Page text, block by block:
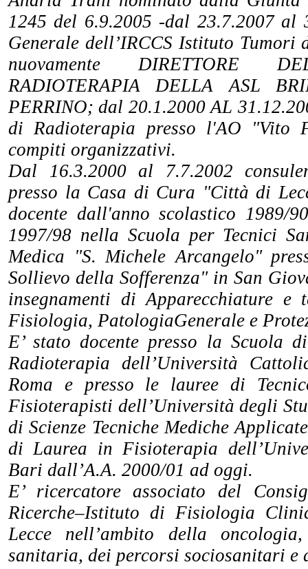
1245 del 6.9.2005 -dal 23.7.2007 al
Generale dell’IRCCS Istituto
nuovamente DIRETTORE
RADIOTERAPIA DELLA ASL
PERRINO; dal 20.1.2000 AL
di Radioterapia presso l'AO "Vito
compiti organizzativi.
Dal 16.3.2000 al 7.7.2002
presso la Casa di Cura "Città di
docente dall'anno scolastico 1989/
1997/98 nella Scuola per Tecnici
Medica "S. Michele Arcangelo"
Sollievo della Sofferenza" in San
insegnamenti di Apparecchiature e
Fisiologia, PatologiaGenerale e
E’ stato docente presso la Scuola
Radioterapia dell’Università
Roma e presso le lauree di
Fisioterapisti dell’Università degli
di Scienze Tecniche Mediche
di Laurea in Fisioterapia
Bari dall’A.A. 2000/01 ad oggi.
E’ ricercatore associato del
Ricerche–Istituto di Fisiologia
Lecce nell’ambito della oncologia,
sanitaria, dei percorsi sociosanitari e